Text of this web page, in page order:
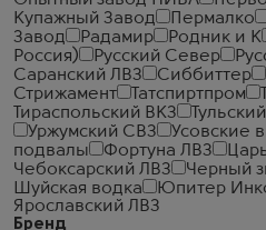
Купажный Завод
Пермалко
Завод
Радамир Родник и К
Россия)
Русский Север
Саранский ЛВЗ
Сиббиттер
Стрижамент
Татспиртпром
Тираспольский ВКЗ
Уржумский СВЗ
Усовские
подвалы
Фортуна ЛВЗ
Чебоксарский ЛВЗ
Черный
Шуйская водка
Юпитер
Ярославский ЛВЗ
Бренд